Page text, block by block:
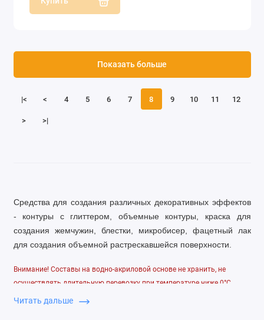
|< < 4 5 6 7 8 9 10 11 12
> >|
Показать больше
Средства для создания различных декоративных эффектов
- контуры с глиттером, объемные контуры, краска для
создания жемчужин, блестки, микробисер, фацетный лак
для создания объемной растрескавшейся поверхности.
Внимание! Составы на водно-акриловой основе не хранить, не
осуществлять длительную перевозку при температуре ниже 0°С
Читать дальше